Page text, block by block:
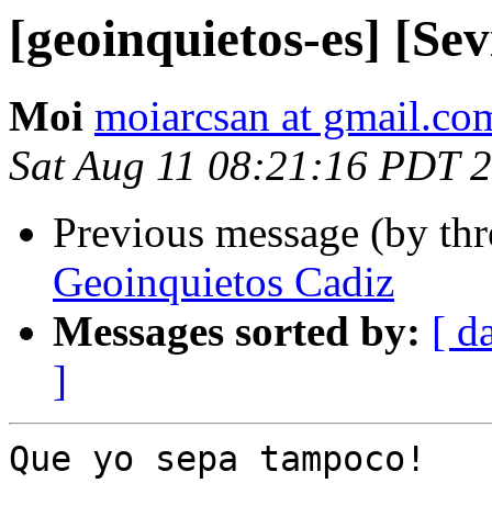
[geoinquietos-es]
Moi moiarcsan at
Sat Aug 11 08:21:16 PDT
Previous message (by
Geoinquietos Cadiz
Messages sorted by: [
]
Que yo sepa tampoco!